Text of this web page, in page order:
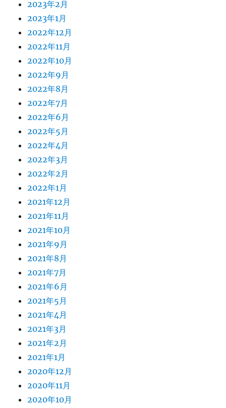
2023年2月
2023年1月
2022年12月
2022年11月
2022年10月
2022年9月
2022年8月
2022年7月
2022年6月
2022年5月
2022年4月
2022年3月
2022年2月
2022年1月
2021年12月
2021年11月
2021年10月
2021年9月
2021年8月
2021年7月
2021年6月
2021年5月
2021年4月
2021年3月
2021年2月
2021年1月
2020年12月
2020年11月
2020年10月